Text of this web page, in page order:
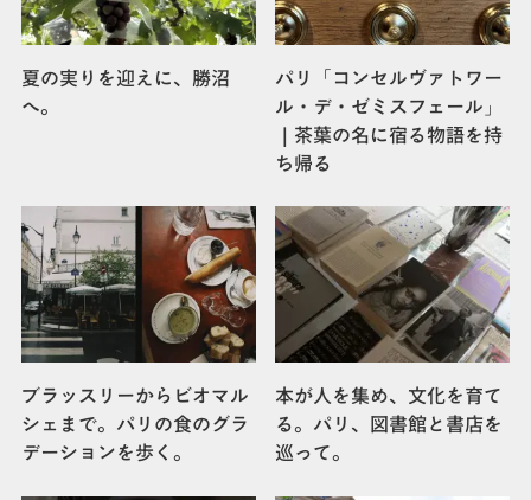
夏の実りを迎えに、勝沼
へ。
パリ「コンセルヴァトワー
ル・デ・ゼミスフェール」
｜茶葉の名に宿る物語を持
ち帰る
ブラッスリーからビオマル
シェまで。パリの食のグラ
デーションを歩く。
本が人を集め、文化を育て
る。パリ、図書館と書店を
巡って。